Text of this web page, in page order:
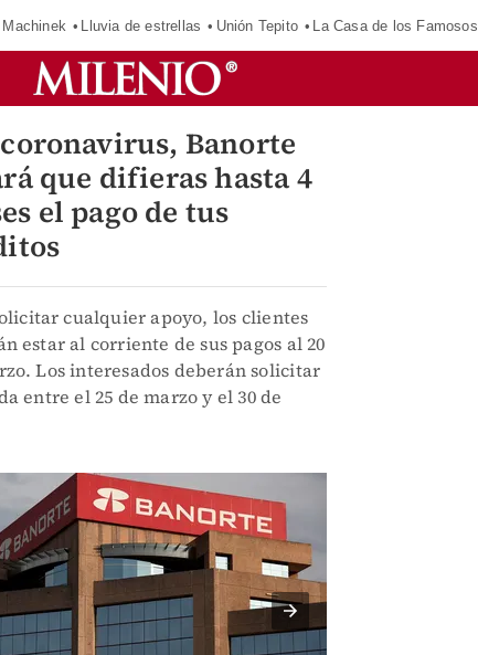
Lluvia de estrellas Unión Tepito La Casa de los Famosos
Banorte
que difieras hasta 4
el pago de tus
cualquier apoyo, los clientes
estar al corriente de sus pagos al 20
Los interesados deberán solicitar
entre el 25 de marzo y el 30 de